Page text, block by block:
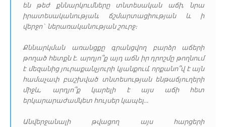
են թեժ քննարկումները տնտեսական աճի, նրա
իրատեսականության, ճշմարտացիության և ի
վերջո` ներառականության շուրջ։
Քննարկման առանցքը գրանցվող բարձր աճերի
թողած հետքն է. արդյո՞ք այդ աճն իր դրոշմը թողնում
է մեզանից յուրաքանչյուրի կյանքում, որքանո՞վ է այն
համաչափ բաշխված տնտեսության ենթաճյուղերի
միջև, արդյո՞ք կարելի է այս աճի հետ
երկարարաժամկետ հույսեր կապել…
Անվերջանալի թվացող այս հարցերի